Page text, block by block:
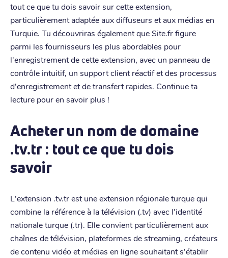
tout ce que tu dois savoir sur cette extension,
particulièrement adaptée aux diffuseurs et aux médias en
Turquie. Tu découvriras également que Site.fr figure
parmi les fournisseurs les plus abordables pour
l'enregistrement de cette extension, avec un panneau de
contrôle intuitif, un support client réactif et des processus
d'enregistrement et de transfert rapides. Continue ta
lecture pour en savoir plus !
Acheter un nom de domaine
.tv.tr : tout ce que tu dois
savoir
L'extension .tv.tr est une extension régionale turque qui
combine la référence à la télévision (.tv) avec l'identité
nationale turque (.tr). Elle convient particulièrement aux
chaînes de télévision, plateformes de streaming, créateurs
de contenu vidéo et médias en ligne souhaitant s'établir